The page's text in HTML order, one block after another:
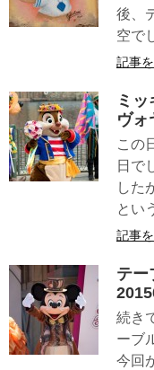
後、
空で
記事
ミ
ヴ
この
日で
した
とい
記事
テー
続き
ーブ
今回